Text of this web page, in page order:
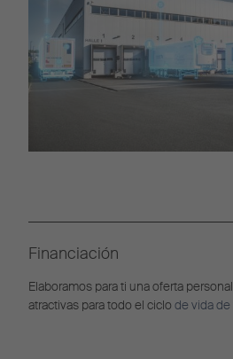
Financiación
Elaboramos para ti una oferta
atractivas para todo el ciclo de vida de